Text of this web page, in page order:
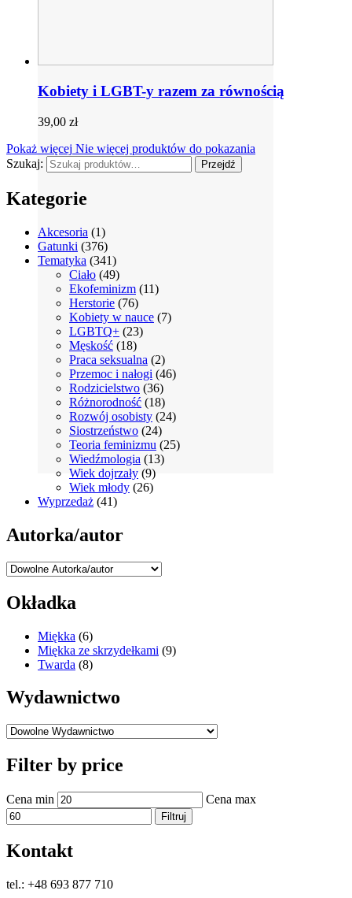
Kobiety i LGBT-y razem za równością
39,00 zł
Pokaż więcej Nie więcej produktów do pokazania
Szukaj:
Przejdź
Kategorie
Akcesoria (1)
Gatunki (376)
Tematyka (341)
Ciało (49)
Ekofeminizm (11)
Herstorie (76)
Kobiety w nauce (7)
LGBTQ+ (23)
Męskość (18)
Praca seksualna (2)
Przemoc i nałogi (46)
Rodzicielstwo (36)
Różnorodność (18)
Rozwój osobisty (24)
Siostrzeństwo (24)
Teoria feminizmu (25)
Wiedźmologia (13)
Wiek dojrzały (9)
Wiek młody (26)
Wyprzedaż (41)
Autorka/autor
Okładka
Miękka (6)
Miękka ze skrzydełkami (9)
Twarda (8)
Wydawnictwo
Filter by price
Cena min Cena max
Filtruj
Kontakt
tel.: +48 693 877 710